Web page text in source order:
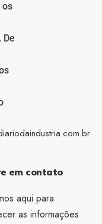
os
De
em contato
aqui para
as informações